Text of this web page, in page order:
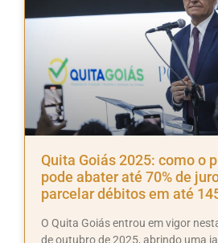
Quita Goiás 2025: como o
pode abater até 70% de
parcelar débitos em até
O Quita Goiás entrou em vigor
de outubro de 2025, abrindo uma